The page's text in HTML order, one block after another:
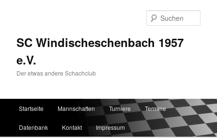
SC Windischeschenbach 1957
e.V.
Der etwas andere Schachclub
Zum Inhalt wechseln
Zum sekundären Inhalt wechseln
Startseite Mannschaften Turniere Termine
Datenbank Kontakt Impressum